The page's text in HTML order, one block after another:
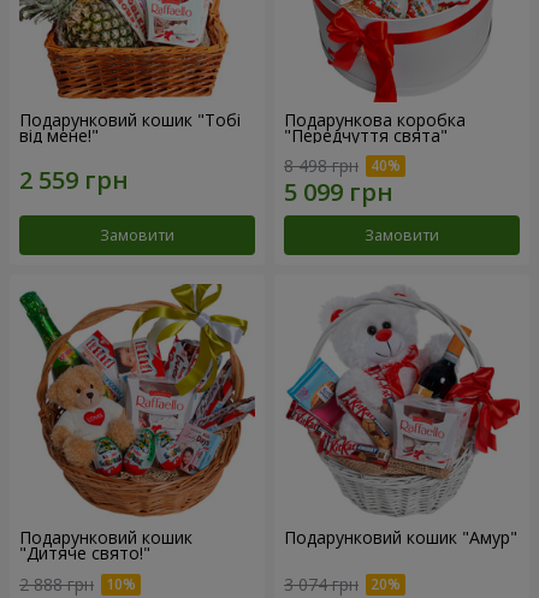
Подарунковий кошик "Тобі
від мене!"
Замовити
Подарункова коробка
"Передчуття свята"
8 498 грн
Замовити
Подарунковий кошик
"Дитяче свято!"
2 888 грн
Подарунковий кошик "Амур"
3 074 грн